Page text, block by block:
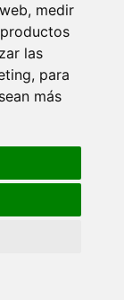
, medir
las
, para
más